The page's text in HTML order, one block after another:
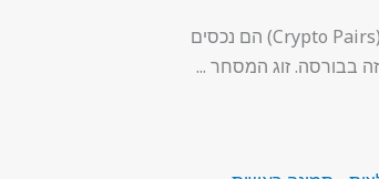
זוגות מסחר בקריפטו (Crypto Pairs) הם נכסים
בבורסה. זוג המסחר ...